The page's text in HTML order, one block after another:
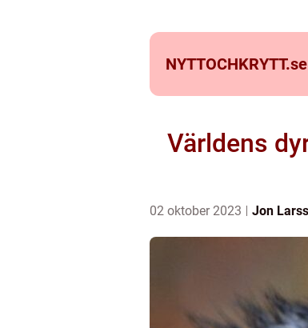
NYTTOCHKRYTT.se
Världens
02 oktober 2023 Jon